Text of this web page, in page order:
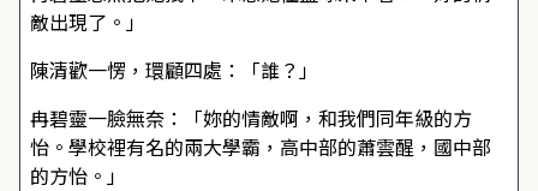
敵出現了。」
陳清歡一愣，環顧四處：「誰？」
冉碧靈一臉無奈：「妳的情敵啊，和我們同年級的方
怡。學校裡有名的兩大學霸，高中部的蕭雲醒，國中部
的方怡。」